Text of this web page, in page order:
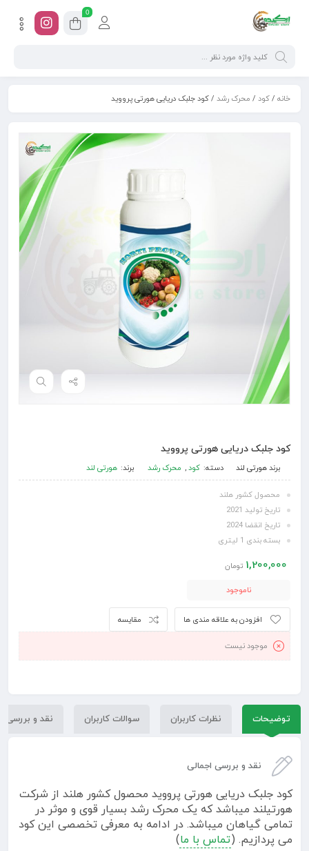
0
خانه /کود / محرک رشد / کود جلبک دریایی هورتی پرووید
کود جلبک دریایی هورتی پرووید
برندهورتی لند دسته: کود, محرک رشد برند: هورتی لند
محصول کشور هلند
تاریخ تولید 2021
تاریخ انقضا 2024
بسته بندی 1 لیتری
1,200,000 تومان
ناموجود
مقایسه افزودن به علاقه مندی ها
موجود نیست
توضیحات نظرات کاربران سوالات کاربران نقد و بررسی
نقد و بررسی اجمالی
کود جلبک دریایی هورتی پرووید محصول کشور هلند از شرکت
هورتیلند میباشد که یک محرک رشد بسیار قوی و موثر در
تمامی گیاهان میباشد. در ادامه به معرفی تخصصی این کود
می پردازیم. (تماس با ما)